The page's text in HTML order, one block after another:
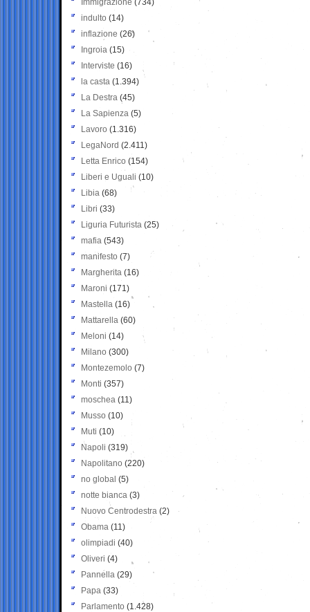
Immigrazione (734)
indulto (14)
inflazione (26)
Ingroia (15)
Interviste (16)
la casta (1.394)
La Destra (45)
La Sapienza (5)
Lavoro (1.316)
LegaNord (2.411)
Letta Enrico (154)
Liberi e Uguali (10)
Libia (68)
Libri (33)
Liguria Futurista (25)
mafia (543)
manifesto (7)
Margherita (16)
Maroni (171)
Mastella (16)
Mattarella (60)
Meloni (14)
Milano (300)
Montezemolo (7)
Monti (357)
moschea (11)
Musso (10)
Muti (10)
Napoli (319)
Napolitano (220)
no global (5)
notte bianca (3)
Nuovo Centrodestra (2)
Obama (11)
olimpiadi (40)
Oliveri (4)
Pannella (29)
Papa (33)
Parlamento (1.428)